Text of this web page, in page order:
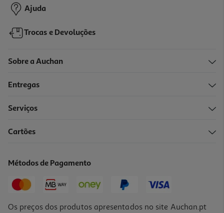
Ajuda
Trocas e Devoluções
Sobre a Auchan
Entregas
Serviços
Cartões
Métodos de Pagamento
Os preços dos produtos apresentados no site Auchan.pt